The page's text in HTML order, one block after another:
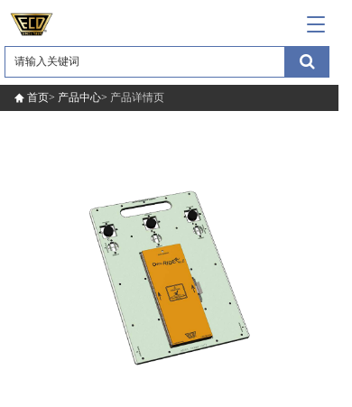
T
o
g
e
首页> 产品中心> 产品详情页